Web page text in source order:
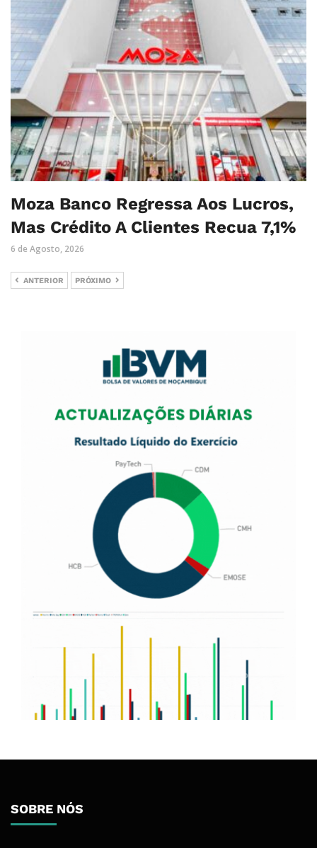
Moza Banco Regressa Aos Lucros,
Mas Crédito A Clientes Recua 7,1%
6 de Agosto, 2026
ANTERIOR PRÓXIMO
SOBRE NÓS